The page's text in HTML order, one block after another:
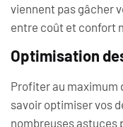
viennent pas gâcher
entre coût et confort
Optimisation
Profiter au maximum
savoir optimiser vos
nombreuses astuces